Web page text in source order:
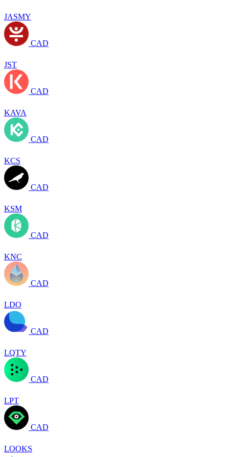
JASMY
CAD
JST
CAD
KAVA
CAD
KCS
CAD
KSM
CAD
KNC
CAD
LDO
CAD
LQTY
CAD
LPT
CAD
LOOKS